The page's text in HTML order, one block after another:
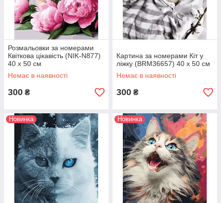
Розмальовки за номерами
Квіткова цікавість (NIK-N877)
40 х 50 см
Немає в наявності
300 ₴
Картина за номерами Кіт у
ліжку (BRM36657) 40 х 50 см
Немає в наявності
300 ₴
Новинка Новинка